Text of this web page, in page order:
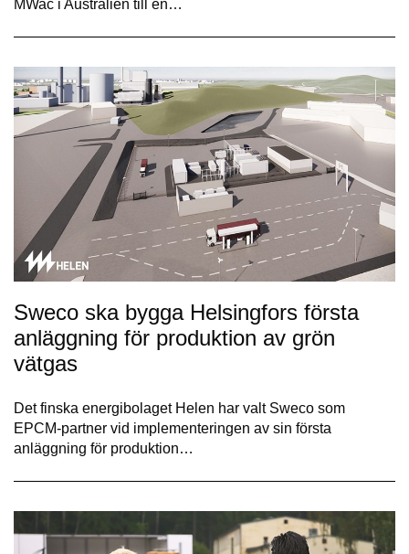
MWac i Australien till en…
Sweco ska bygga Helsingfors första
anläggning för produktion av grön
vätgas
Det finska energibolaget Helen har valt Sweco som
EPCM-partner vid implementeringen av sin första
anläggning för produktion…